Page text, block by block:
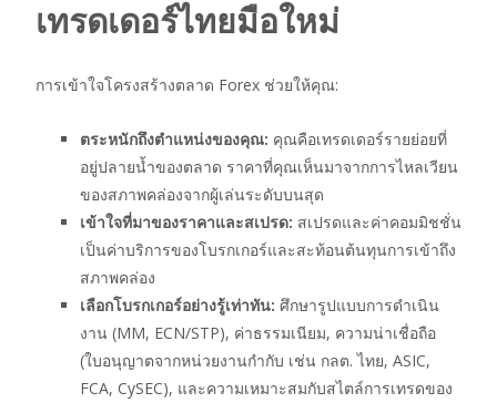
เทรดเดอร์ไทยมือใหม่
การเข้าใจโครงสร้างตลาด Forex ช่วยให้คุณ:
ตระหนักถึงตำแหน่งของคุณ: คุณคือเทรดเดอร์รายย่อยที่
อยู่ปลายน้ำของตลาด ราคาที่คุณเห็นมาจากการไหลเวียน
ของสภาพคล่องจากผู้เล่นระดับบนสุด
เข้าใจที่มาของราคาและสเปรด: สเปรดและค่าคอมมิชชั่น
เป็นค่าบริการของโบรกเกอร์และสะท้อนต้นทุนการเข้าถึง
สภาพคล่อง
เลือกโบรกเกอร์อย่างรู้เท่าทัน: ศึกษารูปแบบการดำเนิน
งาน (MM, ECN/STP), ค่าธรรมเนียม, ความน่าเชื่อถือ
(ใบอนุญาตจากหน่วยงานกำกับ เช่น กลต. ไทย, ASIC,
FCA, CySEC), และความเหมาะสมกับสไตล์การเทรดของ